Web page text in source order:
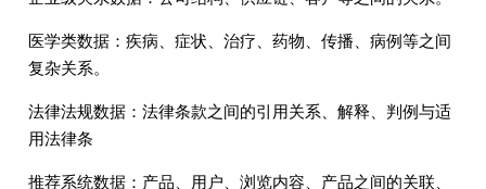
医学类数据：疾病、症状、治疗、药物、传播、病例等之间
复杂关系。
法律法规数据：法律条款之间的引用关系、解释、判例与适
用法律条
推荐系统数据：产品、用户、浏览内容、产品之间的关联、